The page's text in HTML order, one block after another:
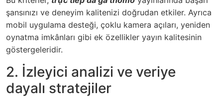
şansınızı ve deneyim kalitenizi doğrudan etkiler. Ayrıca
mobil uygulama desteği, çoklu kamera açıları, yeniden
oynatma imkânları gibi ek özellikler yayın kalitesinin
göstergeleridir.
2. İzleyici analizi ve veriye
dayalı stratejiler